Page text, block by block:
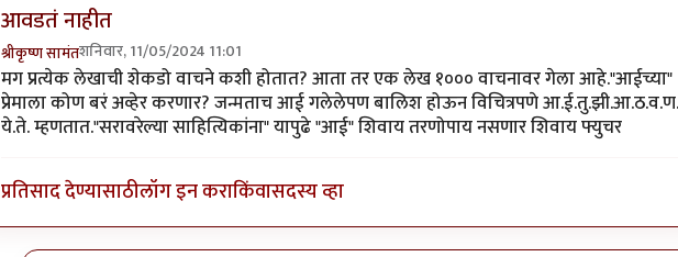
आवडतं नाहीत
श्रीकृष्ण सामंतशनिवार, 11/05/2024 11:01
In reply toमग बरोबर आहे.byअहिरावण
मग प्रत्येक लेखाची शेकडो वाचने कशी होतात? आता तर एक लेख १००० वाचनावर गेला आहे."आईच्या"
प्रेमाला कोण बरं अव्हेर करणार? जन्मताच आई गलेलेपण बालिश होऊन विचित्रपणे आ.ई.तु.झी.आ.ठ.व.ण.
ये.ते. म्हणतात."सरावरेल्या साहित्यिकांना" यापुढे "आई" शिवाय तरणोपाय नसणार शिवाय फ्युचर
प्रतिसाद देण्यासाठीलॉग इन कराकिंवासदस्य व्हा